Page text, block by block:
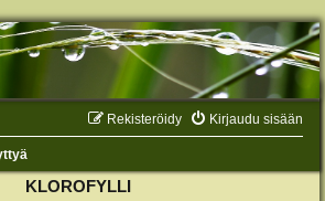
Kirjaudu sisään
Rekisteröidy
KLOROFYLLI